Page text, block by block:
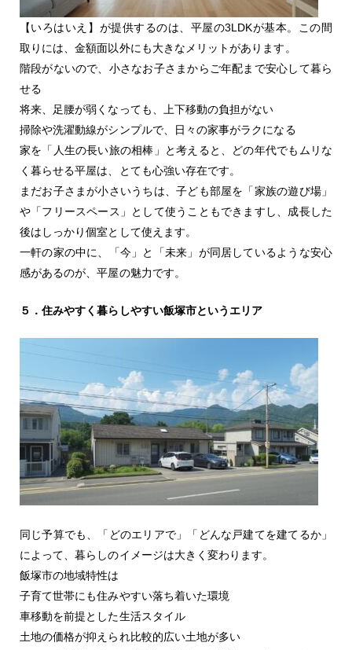
【いろはいえ】が提供するのは、平屋の3LDKが基本。この間
取りには、金額面以外にも大きなメリットがあります。
階段がないので、小さなお子さまからご年配まで安心して暮ら
せる
将来、足腰が弱くなっても、上下移動の負担がない
掃除や洗濯動線がシンプルで、日々の家事がラクになる
家を「人生の長い旅の相棒」と考えると、どの年代でもムリな
く暮らせる平屋は、とても心強い存在です。
まだお子さまが小さいうちは、子ども部屋を「家族の遊び場」
や「フリースペース」として使うこともできますし、成長した
後はしっかり個室として使えます。
一軒の家の中に、「今」と「未来」が同居しているような安心
感があるのが、平屋の魅力です。
５．住みやすく暮らしやすい飯塚市というエリア
同じ予算でも、「どのエリアで」「どんな戸建てを建てるか」
によって、暮らしのイメージは大きく変わります。
飯塚市の地域特性は
子育て世帯にも住みやすい落ち着いた環境
車移動を前提とした生活スタイル
土地の価格が抑えられ比較的広い土地が多い